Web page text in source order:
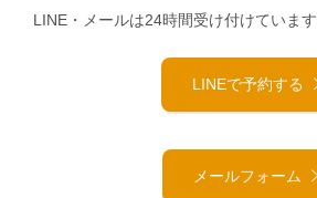
LINE・メールは24時間受け付けています
LINEで予約する
メールフォーム